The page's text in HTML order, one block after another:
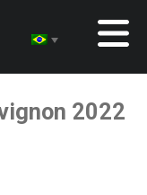
2022